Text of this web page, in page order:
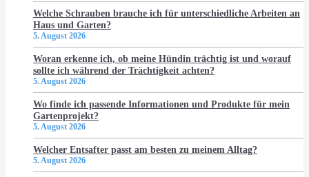
Welche Schrauben brauche ich für unterschiedliche Arbeiten an
Haus und Garten?
5. August 2026
Woran erkenne ich, ob meine Hündin trächtig ist und worauf
sollte ich während der Trächtigkeit achten?
5. August 2026
Wo finde ich passende Informationen und Produkte für mein
Gartenprojekt?
5. August 2026
Welcher Entsafter passt am besten zu meinem Alltag?
5. August 2026